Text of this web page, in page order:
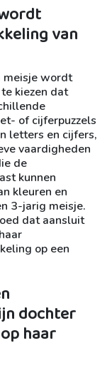
van
meisje wordt
kiezen dat
of cijferpuzzels
letters en cijfers,
vaardigheden
de
kunnen
kleuren en
3-jarig meisje.
dat aansluit
op een
dochter
haar